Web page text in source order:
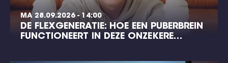
MA 28.09.2026 - 14:00
DE FLEXGENERATIE: HOE EEN PUBERBREIN
FUNCTIONEERT IN DEZE ONZEKERE…